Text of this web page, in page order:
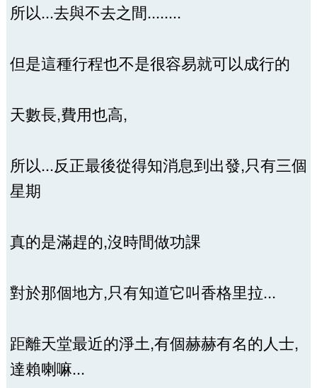
所以...去與不去之間........
但是這種行程也不是很容易就可以成行的
天數長,費用也高,
所以...反正最後從得知消息到出發,只有三個
星期
真的是滿趕的,沒時間做功課
對於那個地方,只有知道它叫香格里拉...
距離天堂最近的淨土,有個赫赫有名的人士,
達賴喇嘛...